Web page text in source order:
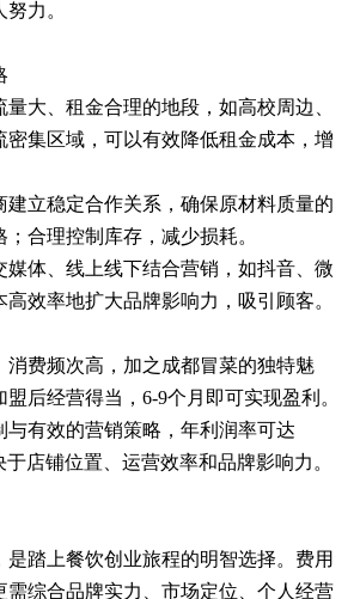
力。
大、租金合理的地段，如高校周边、
密集区域，可以有效降低租金成本，增
建立稳定合作关系，确保原材料质量的
合理控制库存，减少损耗。
媒体、线上线下结合营销，如抖音、微
效率地扩大品牌影响力，吸引顾客。
消费频次高，加之成都冒菜的独特魅
后经营得当，6-9个月即可实现盈利。
与有效的营销策略，年利润率可达
于店铺位置、运营效率和品牌影响力。
是踏上餐饮创业旅程的明智选择。费用
需综合品牌实力、市场定位、个人经营